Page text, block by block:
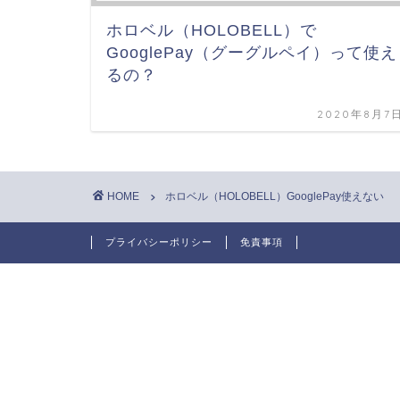
ホロベル（HOLOBELL）で
GooglePay（グーグルペイ）って使え
るの？
2020年8月7
HOME ホロベル（HOLOBELL）GooglePay使えない
プライバシーポリシー 免責事項